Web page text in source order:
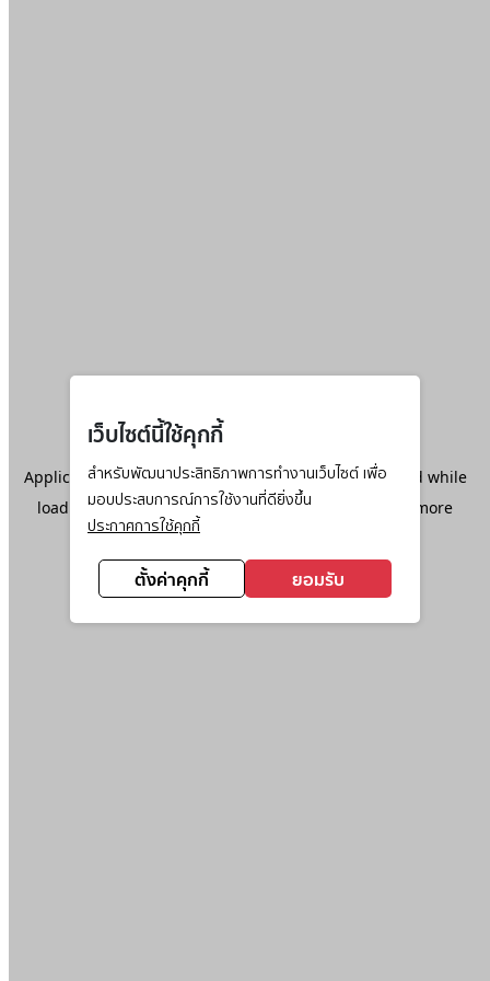
เว็บไซต์นี้ใช้คุกกี้
สำหรับพัฒนาประสิทธิภาพการทำงานเว็บไซต์ เพื่อ
มอบประสบการณ์การใช้งานที่ดียิ่งขึ้น
ประกาศการใช้คุกกี้
ตั้งค่าคุกกี้ ยอมรับ
Application error: aclient-side exception has occurred while
loadingwww.ktc.co.th(see the browser console
for more
information).